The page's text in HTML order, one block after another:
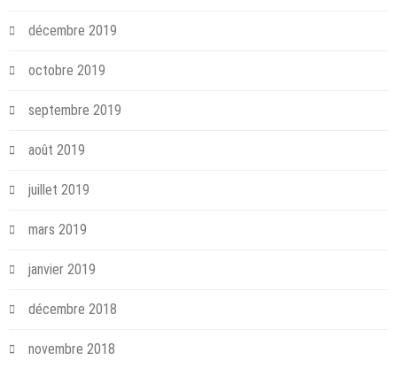
décembre 2019
octobre 2019
septembre 2019
août 2019
juillet 2019
mars 2019
janvier 2019
décembre 2018
novembre 2018